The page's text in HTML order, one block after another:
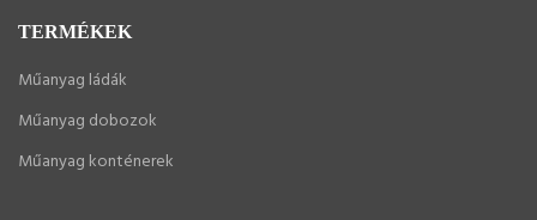
TERMÉKEK
Műanyag ládák
Műanyag dobozok
Műanyag konténerek